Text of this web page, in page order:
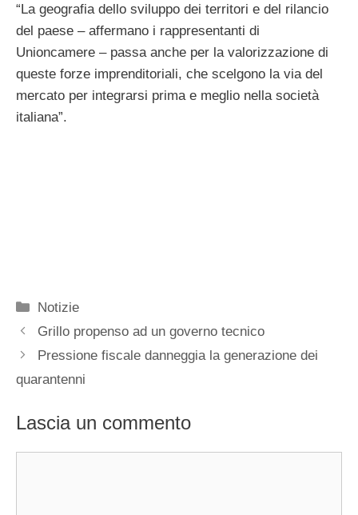
“La geografia dello sviluppo dei territori e del rilancio
del paese – affermano i rappresentanti di
Unioncamere – passa anche per la valorizzazione di
queste forze imprenditoriali, che scelgono la via del
mercato per integrarsi prima e meglio nella società
italiana”.
Categorie
Notizie
Grillo propenso ad un governo tecnico
Pressione fiscale danneggia la generazione dei
quarantenni
Lascia un commento